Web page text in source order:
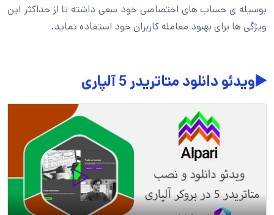
بوسیله ی حساب های اختصاصی خود سعی داشته تا از حداکثر این
ویژگی ها برای بهبود معامله کاربران خود استفاده نماید.
▶️ویدئو دانلود متاتریدر 5 آلپاری